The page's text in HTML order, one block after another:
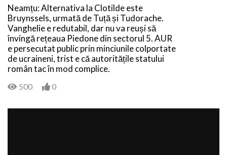
Neamțu: Alternativa la Clotilde este
Bruynssels, urmată de Tuță și Tudorache.
Vanghelie e redutabil, dar nu va reuși să
învingă rețeaua Piedone din sectorul 5. AUR
e persecutat public prin minciunile colportate
de ucraineni, trist e că autoritățile statului
român tac în mod complice.
500 0